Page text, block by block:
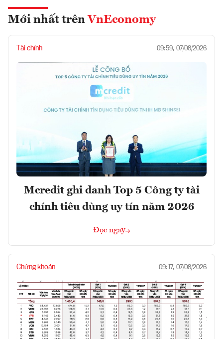
Mới nhất trên VnEconomy
Tài chính 09:59, 07/08/2026
Mcredit ghi danh Top 5 Công ty tài
chính tiêu dùng uy tín năm 2026
Đọc ngay
Chứng khoán 09:17, 07/08/2026